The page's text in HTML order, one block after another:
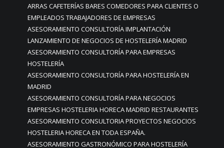
ARRAS CAFETERÍAS BARES COMEDORES PARA CLIENTES O
EMPLEADOS TRABAJADORES DE EMPRESAS
ASESORAMIENTO CONSULTORÍA IMPLANTACIÓN
LANZAMIENTO DE NEGOCIOS DE HOSTELERÍA MADRID
ASESORAMIENTO CONSULTORÍA PARA EMPRESAS
HOSTELERÍA
ASESORAMIENTO CONSULTORÍA PARA HOSTELERÍA EN
MADRID
ASESORAMIENTO CONSULTORÍA PARA NEGOCIOS
EMPRESAS HOSTELERIA HORECA MADRID RESTAURANTES
ASESORAMIENTO CONSULTORIA PROYECTOS NEGOCIOS
HOSTELERIA HORECA EN TODA ESPAÑA.
ASESORAMIENTO GASTRONÓMICO PARA HOSTELERÍA